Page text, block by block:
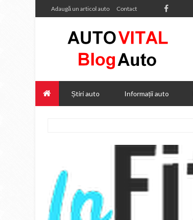
Adaugă un articol auto Contact
Știri auto Informații auto